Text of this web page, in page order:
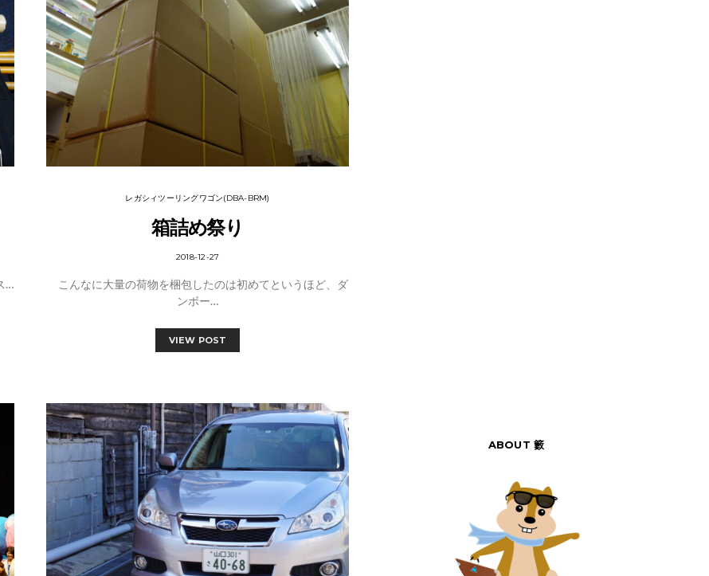
…
レガシィツーリングワゴン(DBA-BRM)
箱詰め祭り
2018-12-27
こんなに大量の荷物を梱包したのは初めてというほど、ダ
ンボー…
VIEW POST
ABOUT 籔